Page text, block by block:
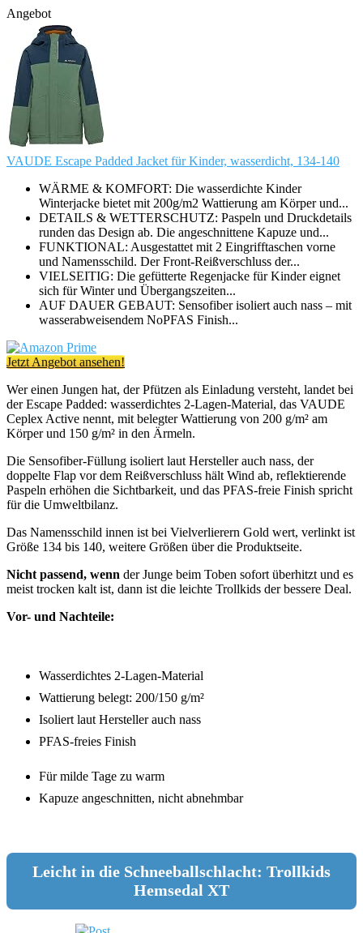
Angebot
VAUDE Escape Padded Jacket für Kinder, wasserdicht, 134-140
WÄRME & KOMFORT: Die wasserdichte Kinder
Winterjacke bietet mit 200g/m2 Wattierung am Körper und...
DETAILS & WETTERSCHUTZ: Paspeln und Druckdetails
runden das Design ab. Die angeschnittene Kapuze und...
FUNKTIONAL: Ausgestattet mit 2 Eingrifftaschen vorne
und Namensschild. Der Front-Reißverschluss der...
VIELSEITIG: Die gefütterte Regenjacke für Kinder eignet
sich für Winter und Übergangszeiten...
AUF DAUER GEBAUT: Sensofiber isoliert auch nass – mit
wasserabweisendem NoPFAS Finish...
Jetzt Angebot ansehen!
Wer einen Jungen hat, der Pfützen als Einladung versteht, landet bei
der Escape Padded: wasserdichtes 2-Lagen-Material, das VAUDE
Ceplex Active nennt, mit belegter Wattierung von 200 g/m² am
Körper und 150 g/m² in den Ärmeln.
Die Sensofiber-Füllung isoliert laut Hersteller auch nass, der
doppelte Flap vor dem Reißverschluss hält Wind ab, reflektierende
Paspeln erhöhen die Sichtbarkeit, und das PFAS-freie Finish spricht
für die Umweltbilanz.
Das Namensschild innen ist bei Vielverlierern Gold wert, verlinkt ist
Größe 134 bis 140, weitere Größen über die Produktseite.
Nicht passend, wenn der Junge beim Toben sofort überhitzt und es
meist trocken kalt ist, dann ist die leichte Trollkids der bessere Deal.
Vor- und Nachteile:
Wasserdichtes 2-Lagen-Material
Wattierung belegt: 200/150 g/m²
Isoliert laut Hersteller auch nass
PFAS-freies Finish
Für milde Tage zu warm
Kapuze angeschnitten, nicht abnehmbar
Leicht in die Schneeballschlacht: Trollkids
Hemsedal XT